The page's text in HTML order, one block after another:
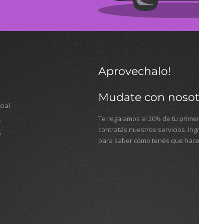
Aprovechalo!
Mudate con
Te regalamos el 20% de tu
contratás nuestros servicios.
para saber cómo tenés que